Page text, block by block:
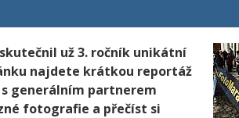
už 3. ročník unikátní
najdete krátkou reportáž
generálním partnerem
fotografie a přečíst si